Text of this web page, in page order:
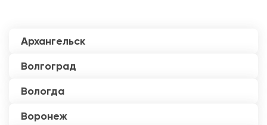
Архангельск
Волгоград
Вологда
Воронеж